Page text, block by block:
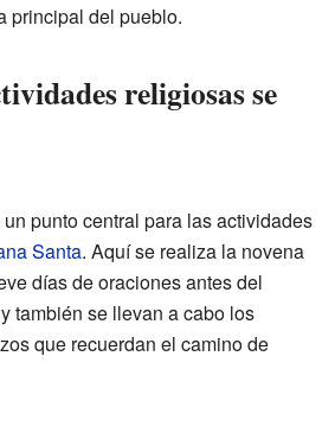
principal del pueblo.
religiosas se
punto central para las actividades
Santa. Aquí se realiza la novena
días de oraciones antes del
también se llevan a cabo los
que recuerdan el camino de